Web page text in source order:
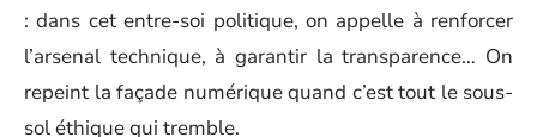
: dans cet entre-soi politique, on appelle à renforcer
l’arsenal technique, à garantir la transparence… On
repeint la façade numérique quand c’est tout le sous-
sol éthique qui tremble.